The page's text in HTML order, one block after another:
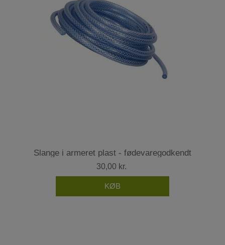
Slange i armeret plast - fødevaregodkendt
30,00 kr.